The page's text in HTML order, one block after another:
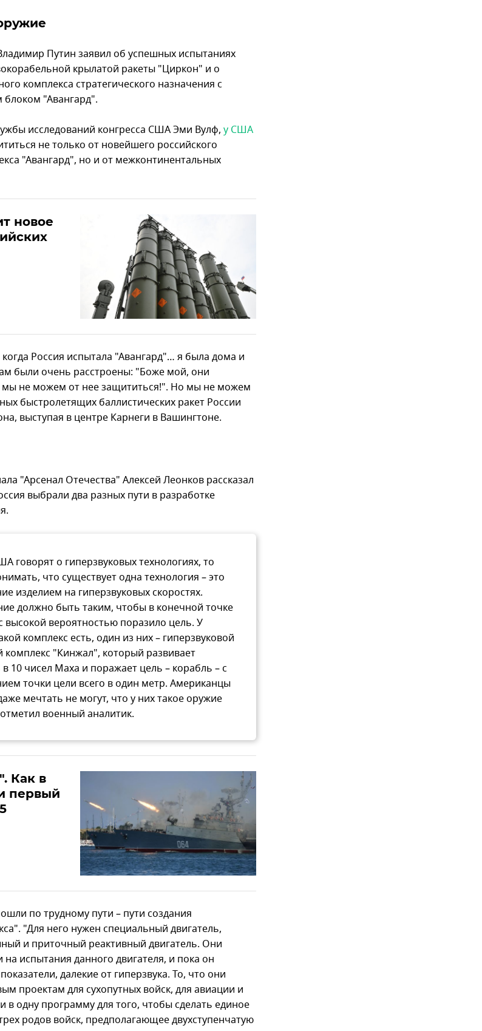
Путин заявил об успешных испытаниях
крылатой ракеты "Циркон" и о
комплекса стратегического назначения с
"Авангард".
исследований конгресса США Эми Вулф, у США
не только от новейшего российского
"Авангард", но и от межконтинентальных
новое
когда Россия испытала "Авангард"… я была дома и
были очень расстроены: "Боже мой, они
мы не можем от нее защититься!". Но мы не можем
быстролетящих баллистических ракет России
выступая в центре Карнеги в Вашингтоне.
"Арсенал Отечества" Алексей Леонков рассказал
выбрали два разных пути в разработке
говорят о гиперзвуковых технологиях, то
что существует одна технология – это
изделием на гиперзвуковых скоростях.
должно быть таким, чтобы в конечной точке
высокой вероятностью поразило цель. У
комплекс есть, один из них – гиперзвуковой
комплекс "Кинжал", который развивает
в 10 чисел Маха и поражает цель – корабль – с
точки цели всего в один метр. Американцы
мечтать не могут, что у них такое оружие
военный аналитик.
Как в
первый
по трудному пути – пути создания
"Для него нужен специальный двигатель,
и приточный реактивный двигатель. Они
испытания данного двигателя, и пока он
далекие от гиперзвука. То, что они
проектам для сухопутных войск, для авиации и
в одну программу для того, чтобы сделать единое
родов войск, предполагающее двухступенчатую